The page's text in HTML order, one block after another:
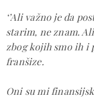
‘’Ali važno je da
starim, ne znam.
zbog kojih smo ih i
franšize.
Oni su mi